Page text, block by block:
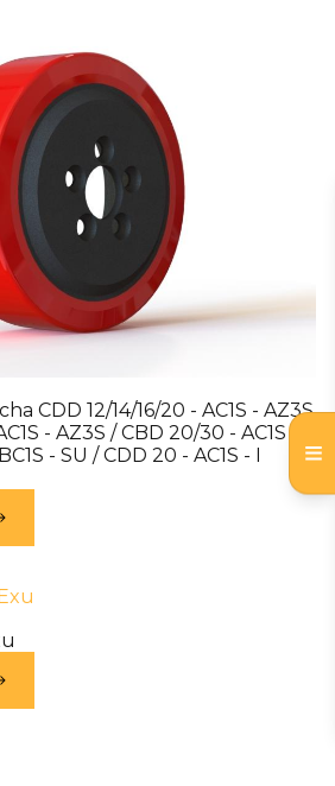
CDD 12/14/16/20 - AC1S - AZ3S
- AZ3S / CBD 20/30 - AC1S -
- SU / CDD 20 - AC1S - I